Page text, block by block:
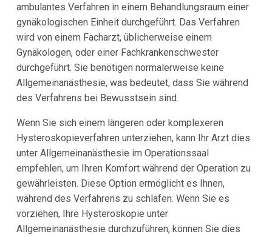
ambulantes Verfahren in einem Behandlungsraum einer
gynäkologischen Einheit durchgeführt. Das Verfahren
wird von einem Facharzt, üblicherweise einem
Gynäkologen, oder einer Fachkrankenschwester
durchgeführt. Sie benötigen normalerweise keine
Allgemeinanästhesie, was bedeutet, dass Sie während
des Verfahrens bei Bewusstsein sind.
Wenn Sie sich einem längeren oder komplexeren
Hysteroskopieverfahren unterziehen, kann Ihr Arzt dies
unter Allgemeinanästhesie im Operationssaal
empfehlen, um Ihren Komfort während der Operation zu
gewährleisten. Diese Option ermöglicht es Ihnen,
während des Verfahrens zu schlafen. Wenn Sie es
vorziehen, Ihre Hysteroskopie unter
Allgemeinanästhesie durchzuführen, können Sie dies